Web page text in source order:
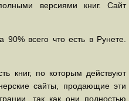
версиями книг. Сайт
всего что есть в Рунете.
книг, по которым действуют
сайты, продающие эти
так как они полностью